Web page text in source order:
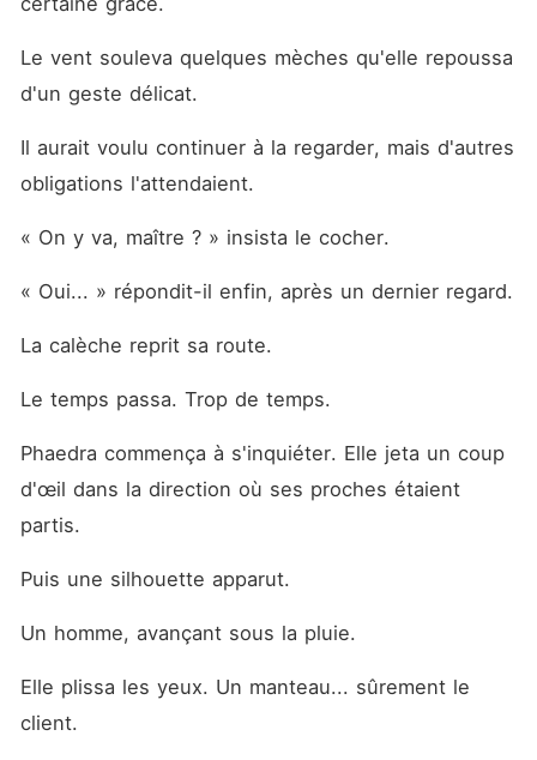
Le vent souleva quelques mèches qu'elle repoussa
d'un geste délicat.
Il aurait voulu continuer à la regarder, mais d'autres
obligations l'attendaient.
« On y va, maître ? » insista le cocher.
« Oui... » répondit-il enfin, après un dernier regard.
La calèche reprit sa route.
Le temps passa. Trop de temps.
Phaedra commença à s'inquiéter. Elle jeta un coup
d'œil dans la direction où ses proches étaient
partis.
Puis une silhouette apparut.
Un homme, avançant sous la pluie.
Elle plissa les yeux. Un manteau... sûrement le
client.